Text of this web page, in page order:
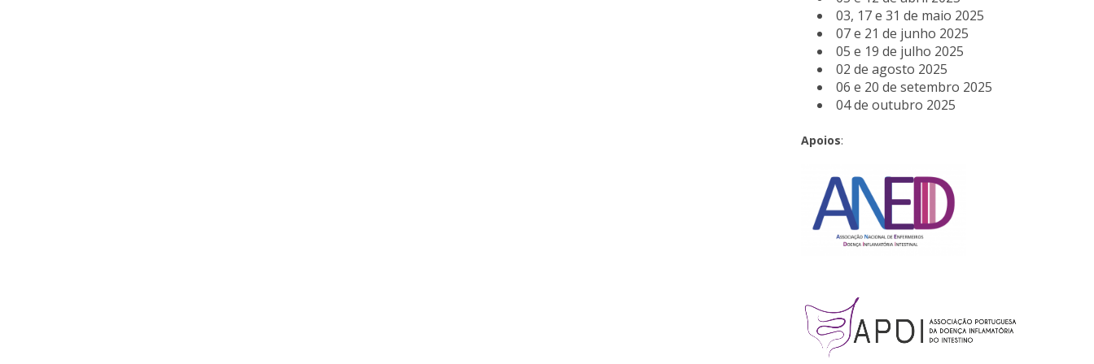
03, 17 e 31 de maio 2025
07 e 21 de junho 2025
05 e 19 de julho 2025
02 de agosto 2025
06 e 20 de setembro 2025
04 de outubro 2025
Apoios: